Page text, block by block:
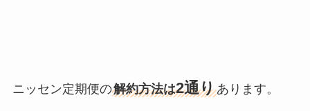
ニッセン定期便の解約方法は2通りあります。